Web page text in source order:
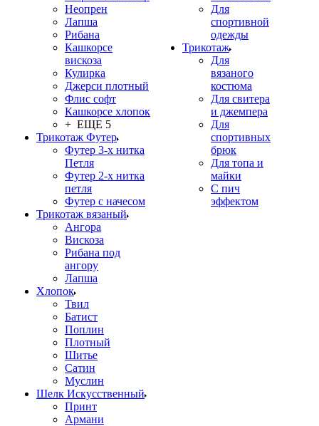
Неопрен
Лапша
Рибана
Кашкорсе
вискоза
Кулирка
Джерси плотный
Флис софт
Кашкорсе хлопок
+ ЕЩЕ 5
Трикотаж Футер
Футер 3-х нитка
Петля
Футер 2-х нитка
петля
Футер с начесом
Трикотаж вязаный
Ангора
Вискоза
Рибана под
ангору
Лапша
Хлопок
Твил
Батист
Поплин
Плотный
Шитье
Сатин
Муслин
Шелк Искусственный
Принт
Армани
Для
спортивной
одежды
Трикотаж
Для
вязаного
костюма
Для свитера
и джемпера
Для
спортивных
брюк
Для топа и
майки
С пич
эффектом